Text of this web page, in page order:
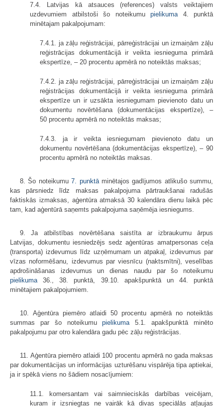
7.4. Latvijas kā atsauces (references) valsts veiktajiem
uzdevumiem atbilstoši šo noteikumu pielikuma 4. punktā
minētajam pakalpojumam:
7.4.1. ja zāļu reģistrācijai, pārreģistrācijai un izmaiņām zāļu
reģistrācijas dokumentācijā ir veikta iesnieguma primārā
ekspertīze, – 20 procentu apmērā no noteiktās maksas;
7.4.2. ja zāļu reģistrācijai, pārreģistrācijai un izmaiņām zāļu
reģistrācijas dokumentācijā ir veikta iesnieguma primārā
ekspertīze un ir uzsākta iesniegumam pievienoto datu un
dokumentu novērtēšana (dokumentācijas ekspertīze), –
50 procentu apmērā no noteiktās maksas;
7.4.3. ja ir veikta iesniegumam pievienoto datu un
dokumentu novērtēšana (dokumentācijas ekspertīze), – 90
procentu apmērā no noteiktās maksas.
8. Šo noteikumu7. punktāminētajos gadījumos atlikušo summu,
kas pārsniedz līdz maksas pakalpojuma pārtraukšanai radušās
faktiskās izmaksas, aģentūra atmaksā 30 kalendāra dienu laikā pēc
tam, kad aģentūrā saņemts pakalpojuma saņēmēja iesniegums.
9. Ja atbilstības novērtēšana saistīta ar izbraukumu ārpus
Latvijas, dokumentu iesniedzējs sedz aģentūras amatpersonas ceļa
(transporta) izdevumus līdz uzņēmumam un atpakaļ, izdevumus par
vīzas noformēšanu, izdevumus par viesnīcu (naktsmītni), veselības
apdrošināšanas izdevumus un dienas naudu par šo noteikumu
pielikuma 36., 38. punktā, 39.10. apakšpunktā un 44. punktā
minētajiem pakalpojumiem.
10. Aģentūra piemēro atlaidi 50 procentu apmērā no noteiktās
summas par šo noteikumupielikuma 5.1. apakšpunktā minēto
pakalpojumu par otro kalendāra gadu pēc zāļu reģistrācijas.
11. Aģentūra piemēro atlaidi 100 procentu apmērā no gada maksas
par dokumentācijas un informācijas uzturēšanu vispārēja tipa aptiekai,
ja ir spēkā viens no šādiem nosacījumiem:
11.1. komersantam vai saimnieciskās darbības veicējam,
kuram ir izsniegtas ne vairāk kā divas speciālās atļaujas